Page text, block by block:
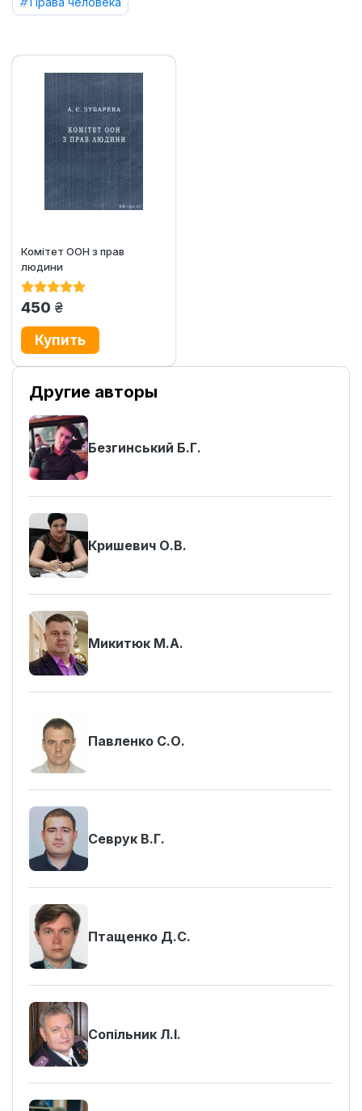
Комітет ООН з прав
людини
450 грн.
Другие авторы
Безгинський Б.Г.
Кришевич О.В.
Микитюк М.А.
Павленко С.О.
Севрук В.Г.
Птащенко Д.С.
Сопільник Л.І.